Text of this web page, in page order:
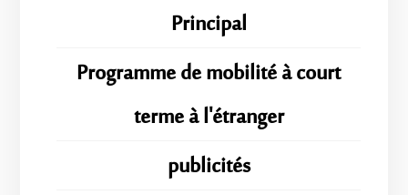
Principal
Programme de mobilité à court
terme à l'étranger
publicités